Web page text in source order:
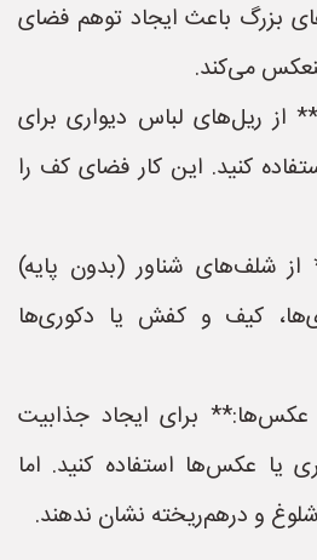
بزرگ باعث ایجاد توهم فضای
می‌کند.
از ریل‌های لباس دیواری برای
کنید. این کار فضای کف را
شلف‌های شناور (بدون پایه)
کیف و کفش یا دکوری‌ها
عکس‌ها:** برای ایجاد جذابیت
یا عکس‌ها استفاده کنید. اما
و درهم‌ریخته نشان ندهند.